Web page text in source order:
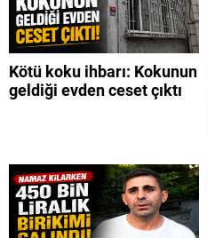
Kötü koku ihbarı: Kokunun
geldiği evden ceset çıktı